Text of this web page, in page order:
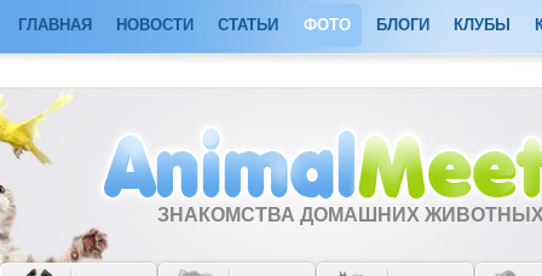
ГЛАВНАЯ НОВОСТИ СТАТЬИ ФОТО БЛОГИ КЛУБЫ
ЗНАКОМСТВА ДОМАШНИХ